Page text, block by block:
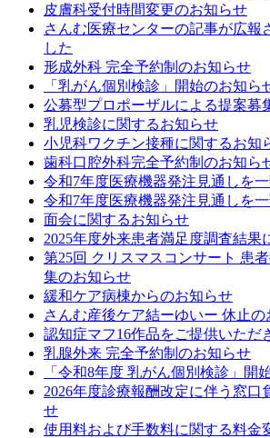
皮膚科受付時間変更のお知らせ
さんむ医療センターの記事が広報
した
形成外科 完全予約制のお知らせ
「乳がん個別検診」開始のお知ら
公募型プロポーザルによる提案募
乳児検診に関するお知らせ
小児科ワクチン接種に関するお知
歯科口腔外科完全予約制のお知ら
令和7年度医療機器発注見通しを
令和7年度医療機器発注見通しを
面会に関するお知らせ
2025年度外来患者満足度調査結果
第25回 クリスマスコンサート 患
集のお知らせ
緩和ケア病棟からのお知らせ
さんむ産後ケア結ーゆいー 休止の
認知症マフ16作品をご提供いただ
乳腺外来 完全予約制のお知らせ
「令和8年度 乳がん個別検診」開
2026年度診療報酬改定に伴う窓口
せ
使用料および手数料に関する料金